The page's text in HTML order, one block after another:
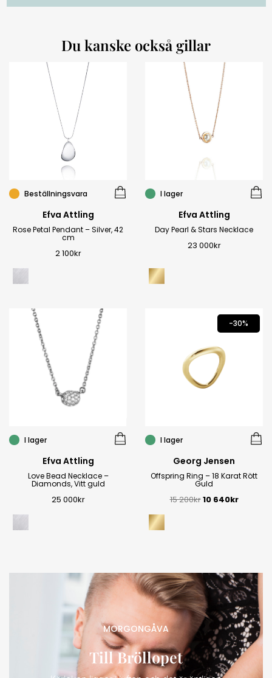
Du kanske också gillar
Beställningsvara
Efva Attling
Rose Petal Pendant – Silver, 42
cm
2 100kr
I lager
Efva Attling
Day Pearl & Stars Necklace
23 000kr
I lager
Efva Attling
Love Bead Necklace –
Diamonds, Vitt guld
25 000kr
-30%
I lager
Georg Jensen
Offspring Ring – 18 Karat Rött
Guld
15 200kr10 640kr
MORGONGÅVA
Till Bröllopet